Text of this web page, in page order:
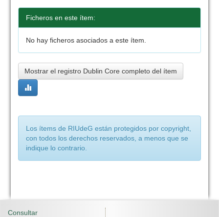
Ficheros en este ítem:
No hay ficheros asociados a este ítem.
Mostrar el registro Dublin Core completo del ítem
Los ítems de RIUdeG están protegidos por copyright,
con todos los derechos reservados, a menos que se
indique lo contrario.
Consultar